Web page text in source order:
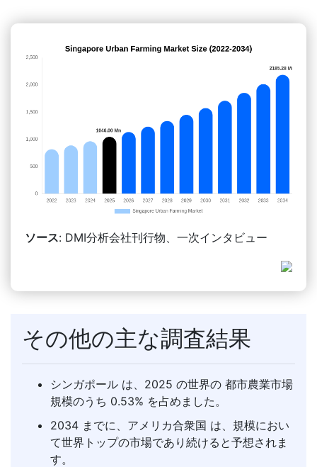
ソース: DMI分析会社刊行物、一次インタビュー
その他の主な調査結果
シンガポール は、2025 の世界の 都市農業市場
規模のうち 0.53% を占めました。
2034 までに、アメリカ合衆国 は、規模におい
て世界トップの市場であり続けると予想されま
す。